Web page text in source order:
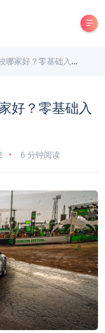
基础入门到高薪就业全攻略
好？零基础入
6 分钟阅读